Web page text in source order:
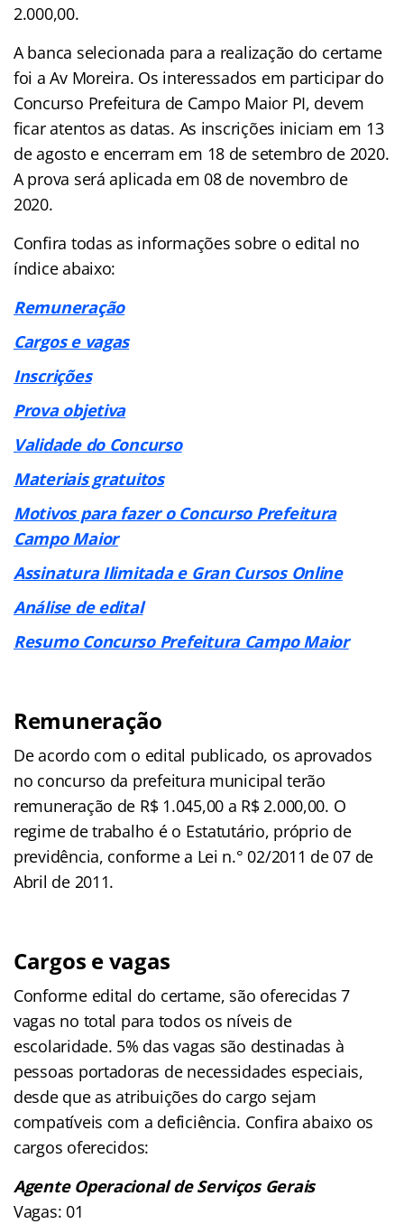
2.000,00.
A banca selecionada para a realização do certame
foi a Av Moreira. Os interessados em participar do
Concurso Prefeitura de Campo Maior PI, devem
ficar atentos as datas. As inscrições iniciam em 13
de agosto e encerram em 18 de setembro de 2020.
A prova será aplicada em 08 de novembro de
2020.
Confira todas as informações sobre o edital no
índice abaixo:
Remuneração
Cargos e vagas
Inscrições
Prova objetiva
Validade do Concurso
Materiais gratuitos
Motivos para fazer o Concurso Prefeitura
Campo Maior
Assinatura Ilimitada e Gran Cursos Online
Análise de edital
Resumo Concurso Prefeitura Campo Maior
Remuneração
De acordo com o edital publicado, os aprovados
no concurso da prefeitura municipal terão
remuneração de R$ 1.045,00 a R$ 2.000,00. O
regime de trabalho é o Estatutário, próprio de
previdência, conforme a Lei n.° 02/2011 de 07 de
Abril de 2011.
Cargos e vagas
Conforme edital do certame, são oferecidas 7
vagas no total para todos os níveis de
escolaridade. 5% das vagas são destinadas à
pessoas portadoras de necessidades especiais,
desde que as atribuições do cargo sejam
compatíveis com a deficiência. Confira abaixo os
cargos oferecidos:
Agente Operacional de Serviços Gerais
Vagas: 01